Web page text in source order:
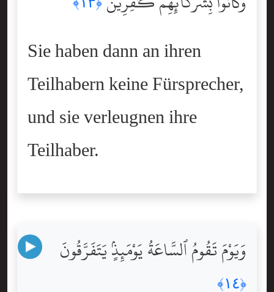
Sie haben dann an ihren
Teilhabern keine Fürsprecher,
und sie verleugnen ihre
Teilhaber.
وَيَوْمَ تَقُومُ ٱلسَّاعَةُ يَوْمَئِذٍۢ يَتَفَرَّقُونَ
﴿١٤﴾